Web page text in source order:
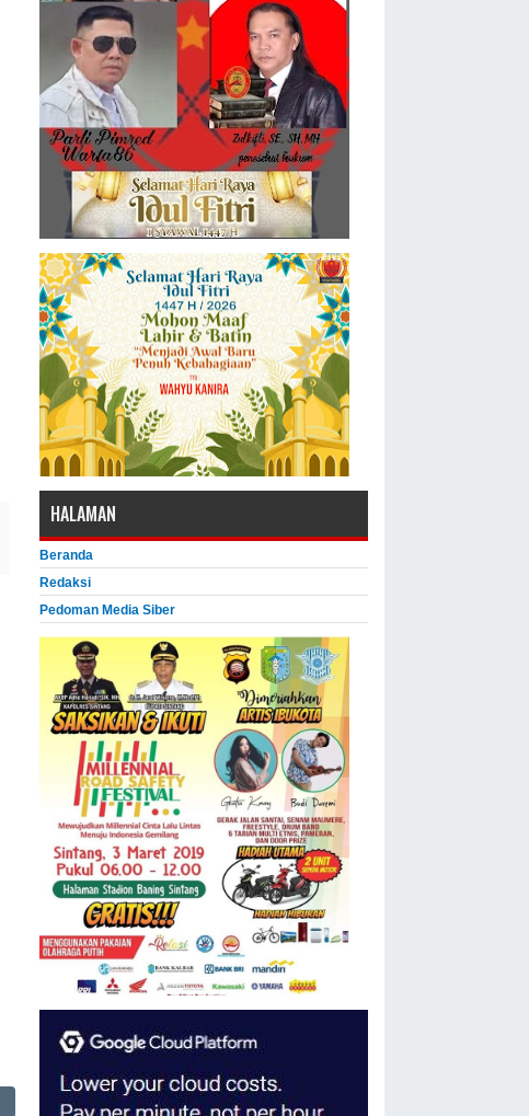
HALAMAN
Beranda
Redaksi
Pedoman Media Siber